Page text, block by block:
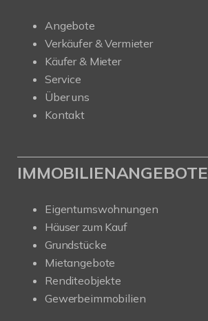
Angebote
Verkäufer & Vermieter
Käufer & Mieter
Service
Über uns
Kontakt
IMMOBILIENANGEBOTE
Eigentumswohnungen
Häuser zum Kauf
Grundstücke
Mietangebote
Renditeobjekte
Gewerbeimmobilien